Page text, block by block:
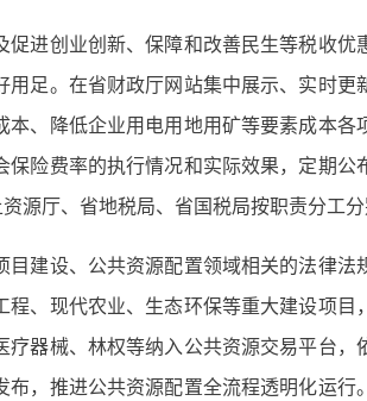
进创业创新、保障和改善民生等税收优
足。在省财政厅网站集中展示、实时更
、降低企业用电用地用矿等要素成本各
险费率的执行情况和实际效果，定期公
厅、省地税局、省国税局按职责分工分
建设、公共资源配置领域相关的法律法
、现代农业、生态环保等重大建设项目
器械、林权等纳入公共资源交易平台，
，推进公共资源配置全流程透明化运行